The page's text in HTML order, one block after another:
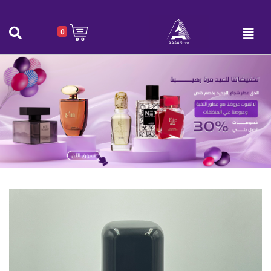
0
عطر DILINA Rose للجنسين 75 مل
|عطر DILINA Rose للجنسين 75 مل